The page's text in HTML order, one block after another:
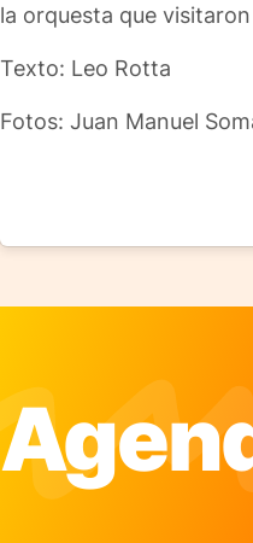
la orquesta que
Texto: Leo Rotta
Fotos: Juan Manuel